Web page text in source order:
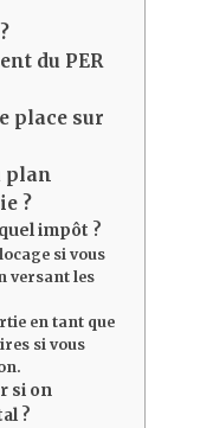
du PER
place sur
plan
?
impôt ?
si vous
versant les
en tant que
si vous
si on
?